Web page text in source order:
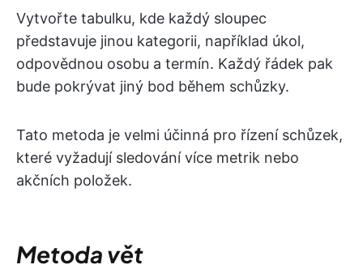
Vytvořte tabulku, kde každý sloupec
představuje jinou kategorii, například úkol,
odpovědnou osobu a termín. Každý řádek pak
bude pokrývat jiný bod během schůzky.
Tato metoda je velmi účinná pro řízení schůzek,
které vyžadují sledování více metrik nebo
akčních položek.
Metoda vět